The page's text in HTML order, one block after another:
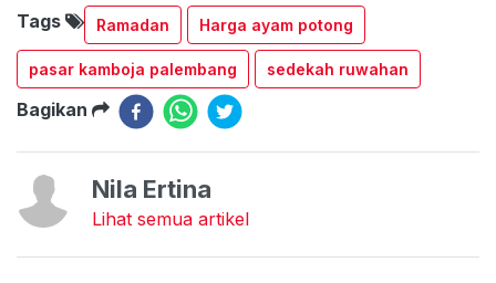
Tags Ramadan Harga ayam potong
pasar kamboja palembang sedekah ruwahan
Bagikan
Nila Ertina
Lihat semua artikel